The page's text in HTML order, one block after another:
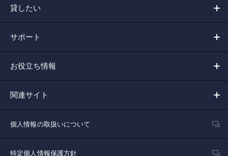
貸したい
サポート
お役立ち情報
関連サイト
個人情報の取扱いについて
特定個人情報保護方針